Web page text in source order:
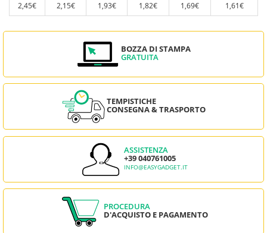
2,45€
2,15€ 1,93€ 1,82€ 1,69€ 1,61€
BOZZA DI STAMPA
GRATUITA
TEMPISTICHE
CONSEGNA & TRASPORTO
ASSISTENZA
+39 040761005
INFO@EASYGADGET.IT
PROCEDURA
D'ACQUISTO E PAGAMENTO